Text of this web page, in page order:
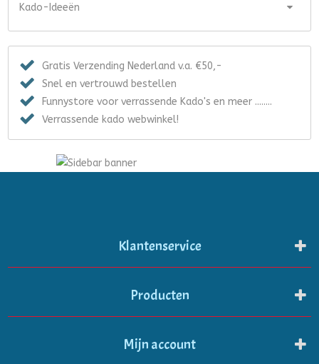
Kado-Ideeën
Gratis Verzending Nederland v.a. €50,-
Snel en vertrouwd bestellen
Funnystore voor verrassende Kado's en meer ........
Verrassende kado webwinkel!
Klantenservice
Producten
Mijn account